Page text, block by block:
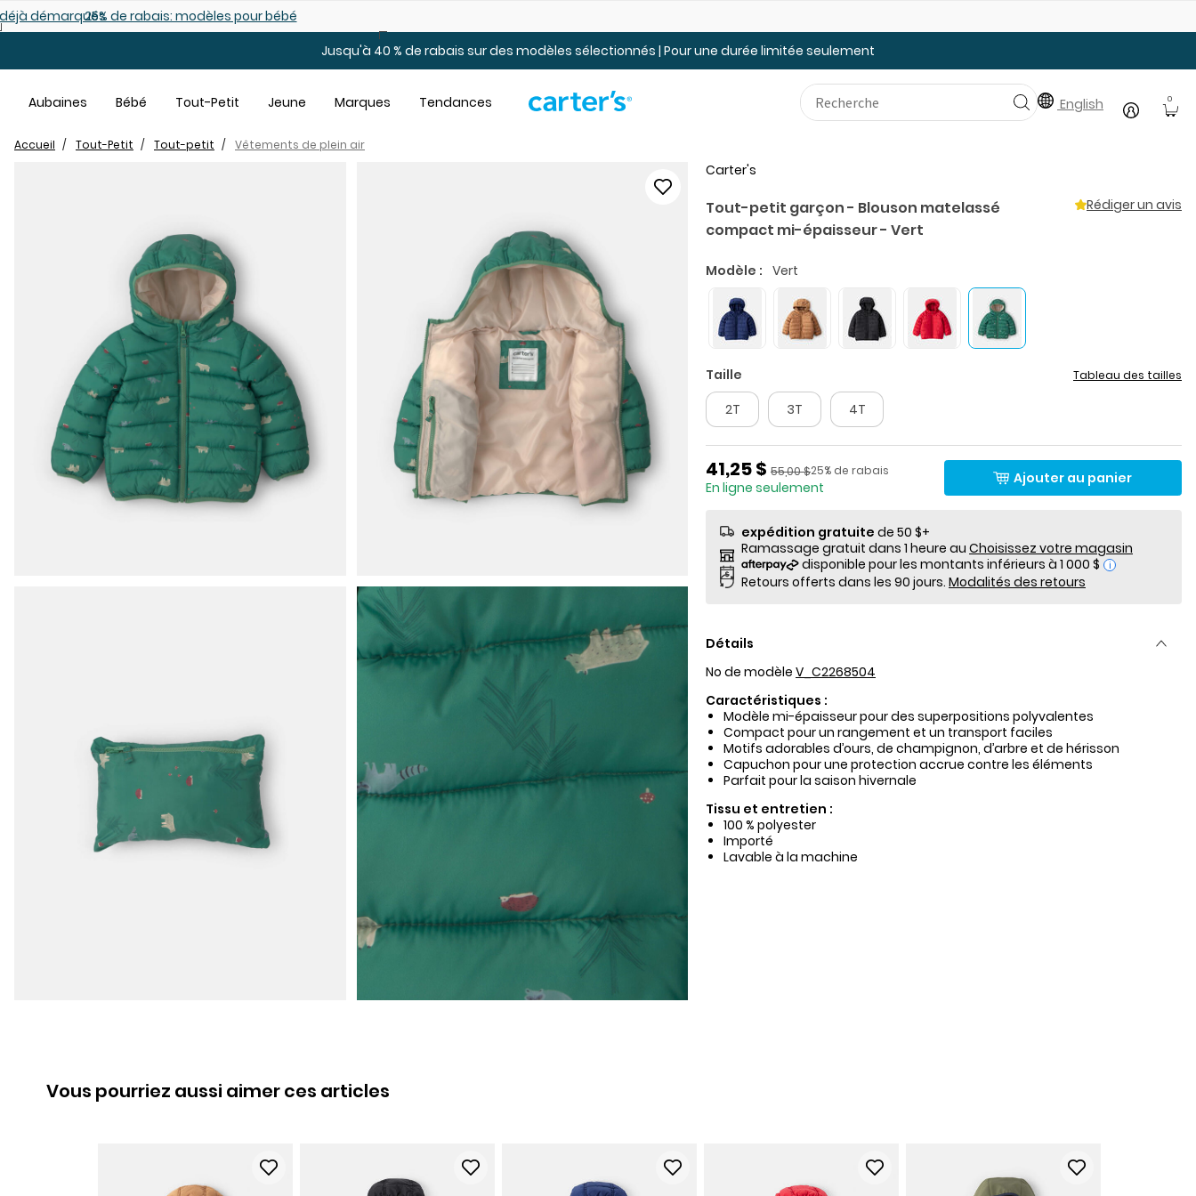
démarqués25% de rabais: modèles pour bébé
Jusqu'à 40 % de rabais sur des modèles sélectionnés | Pour une durée limitée seulement
Aubaines Bébé Tout-Petit Jeune Marques Tendances English 0
Accueil Tout-Petit Tout-petit Vêtements de plein air
Carter's
Tout-petit garçon - Blouson matelassé
compact mi-épaisseur - Vert
Rédiger un avis
Modèle : Vert
Taille Tableau des tailles
2T 3T 4T
Prix de solde
41,25 $ Pourcentage de rabais
25% de rabais
Prix ​​de détail suggéré par le fabricant
55,00 $
En ligne seulement
Ajouter au panier
expédition gratuite de 50 $+
Ramassage gratuit dans 1 heure au Choisissez votre magasin
i
Retours offerts dans les 90 jours. Modalités des retours
Détails
No de modèle V_C2268504
Caractéristiques :
Modèle mi-épaisseur pour des superpositions polyvalentes
Compact pour un rangement et un transport faciles
Motifs adorables d’ours, de champignon, d’arbre et de hérisson
Capuchon pour une protection accrue contre les éléments
Parfait pour la saison hivernale
Tissu et entretien :
100 % polyester
Importé
Lavable à la machine
Vous pourriez aussi aimer ces articles